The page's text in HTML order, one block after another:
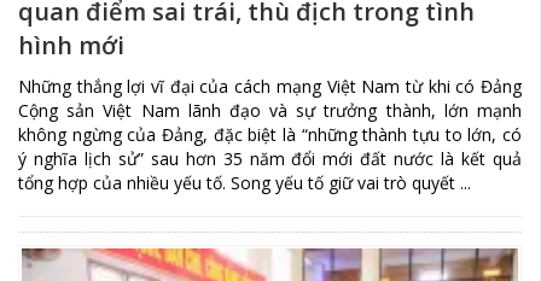
quan điểm sai trái, thù địch trong tình
hình mới
Những thắng lợi vĩ đại của cách mạng Việt Nam từ khi có Đảng
Cộng sản Việt Nam lãnh đạo và sự trưởng thành, lớn mạnh
không ngừng của Đảng, đặc biệt là “những thành tựu to lớn, có
ý nghĩa lịch sử” sau hơn 35 năm đổi mới đất nước là kết quả
tổng hợp của nhiều yếu tố. Song yếu tố giữ vai trò quyết ...